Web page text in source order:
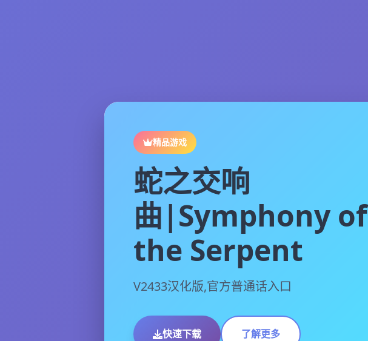
精品游戏
蛇之交响
曲|Symphony of
the Serpent
V2433汉化版,官方普通话入口
快速下载 了解更多